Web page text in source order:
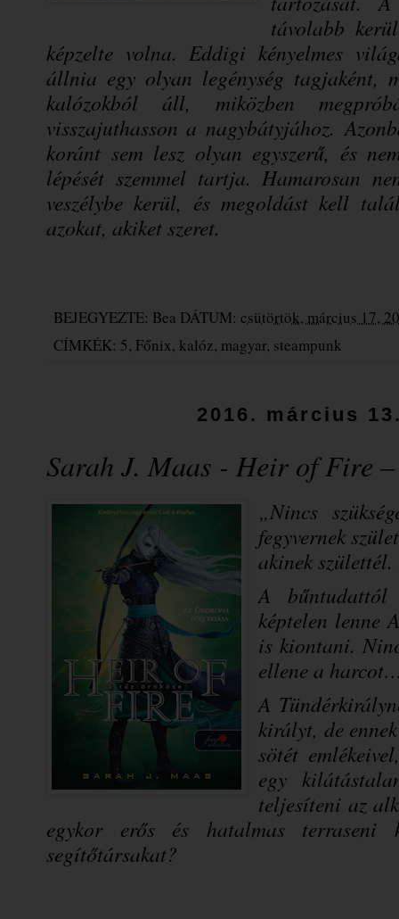
távolabb
képzelte volna. Eddigi kényelmes
állnia egy olyan legénység tagjaként,
kalózokból áll, miközben
visszajuthasson a nagybátyjához.
koránt sem lesz olyan egyszerű, és
lépését szemmel tartja. Hamarosan
veszélybe kerül, és megoldást kell
azokat, akiket szeret.
BEJEGYEZTE: Bea DÁTUM: csütörtök, március 17,
CÍMKÉK: 5, Főnix, kalóz, magyar, steampunk
2016. március
Sarah J. Maas - Heir of Fire
„Nincs
fegyvernek
akinek
A
képtelen lenne
is kiontani.
ellene a
A
királyt, de
sötét
egy
teljesíteni az
egykor erős és hatalmas
segítőtársakat?